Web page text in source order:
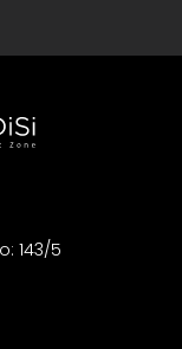
143/5